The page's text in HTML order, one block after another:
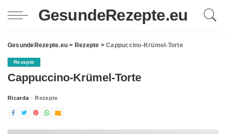
GesundeRezepte.eu
GesundeRezepte.eu > Rezepte >Cappuccino-Krümel-Torte
Rezepte
Cappuccino-Krümel-Torte
Posted
Ricarda Rezepte